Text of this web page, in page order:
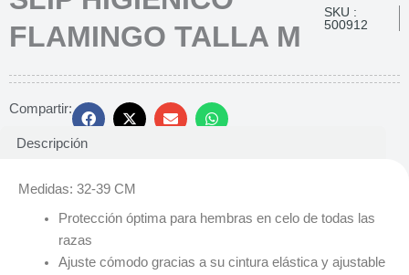
FLAMINGO TALLA M
SKU :
500912
Compartir:
Descripción
Medidas: 32-39 CM
Protección óptima para hembras en celo de todas las
razas
Ajuste cómodo gracias a su cintura elástica y ajustable